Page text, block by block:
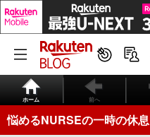
ホーム 前へ
悩めるNURSEの一時の休息